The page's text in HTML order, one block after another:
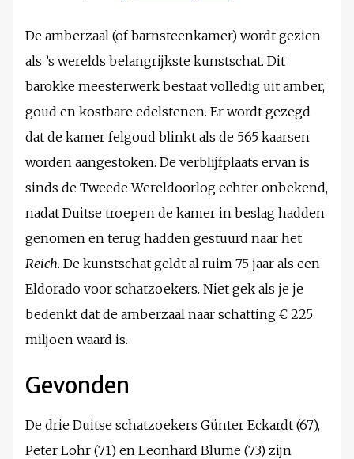
De amberzaal (of barnsteenkamer) wordt gezien
als ’s werelds belangrijkste kunstschat. Dit
barokke meesterwerk bestaat volledig uit amber,
goud en kostbare edelstenen. Er wordt gezegd
dat de kamer felgoud blinkt als de 565 kaarsen
worden aangestoken. De verblijfplaats ervan is
sinds de Tweede Wereldoorlog echter onbekend,
nadat Duitse troepen de kamer in beslag hadden
genomen en terug hadden gestuurd naar het
Reich. De kunstschat geldt al ruim 75 jaar als een
Eldorado voor schatzoekers. Niet gek als je je
bedenkt dat de amberzaal naar schatting € 225
miljoen waard is.
Gevonden
De drie Duitse schatzoekers Günter Eckardt (67),
Peter Lohr (71) en Leonhard Blume (73) zijn